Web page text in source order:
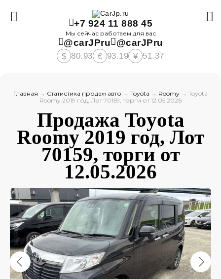
+7 924 11 888 45
Мы сейчас работаем для вас
@carJPru @carJPru
$ 80.93 € 93.19 ¥ 51.37
Главная → Статистика продаж авто → Toyota → Roomy → Toyota
Roomy 2019 год, Лот 70159, торги от 12.05.2026
Продажа Toyota
Roomy 2019 год, Лот
70159, торги от
12.05.2026